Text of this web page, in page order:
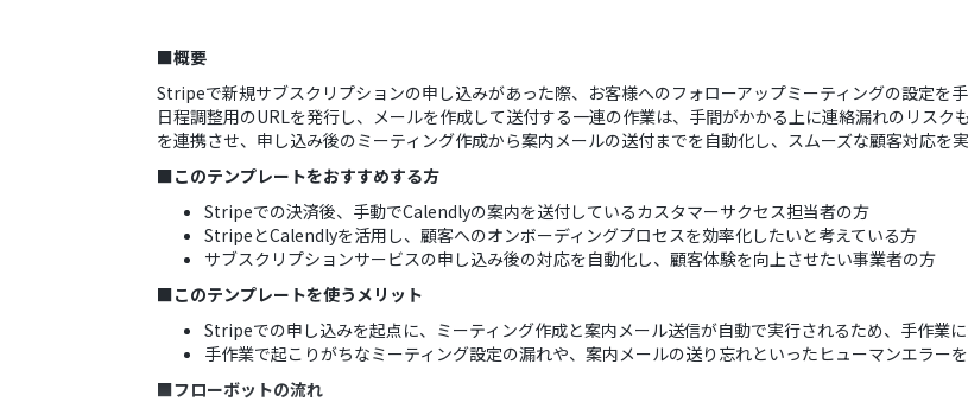
■概要
Stripeで新規サブスクリプションの申し込みがあった際、お客様へのフォローアップミーティングの設定を
日程調整用のURLを発行し、メールを作成して送付する一連の作業は、手間がかかる上に連絡漏れのリス
を連携させ、申し込み後のミーティング作成から案内メールの送付までを自動化し、スムーズな顧客対応を実
■このテンプレートをおすすめする方
Stripeでの決済後、手動でCalendlyの案内を送付しているカスタマーサクセス担当者の方
StripeとCalendlyを活用し、顧客へのオンボーディングプロセスを効率化したいと考えている方
サブスクリプションサービスの申し込み後の対応を自動化し、顧客体験を向上させたい事業者の方
■このテンプレートを使うメリット
Stripeでの申し込みを起点に、ミーティング作成と案内メール送信が自動で実行されるため、手作業
手作業で起こりがちなミーティング設定の漏れや、案内メールの送り忘れといったヒューマンエラー
■フローボットの流れ